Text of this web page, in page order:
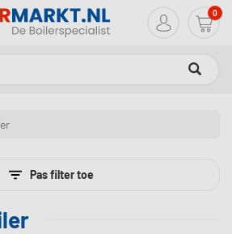
0
Pas filter toe